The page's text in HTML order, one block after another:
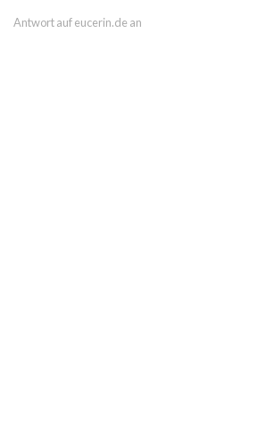
Antwort auf eucerin.de an